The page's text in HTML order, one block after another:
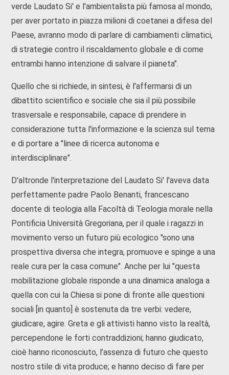
verde Laudato Si' e l'ambientalista più famosa al mondo,
per aver portato in piazza milioni di coetanei a difesa del
Paese, avranno modo di parlare di cambiamenti climatici,
di strategie contro il riscaldamento globale e di come
entrambi hanno intenzione di salvare il pianeta".
Quello che si richiede, in sintesi, è l'affermarsi di un
dibattito scientifico e sociale che sia il più possibile
trasversale e responsabile, capace di prendere in
considerazione tutta l'informazione e la scienza sul tema
e di portare a "linee di ricerca autonoma e
interdisciplinare".
D'altronde l'interpretazione del Laudato Si' l'aveva data
perfettamente padre Paolo Benanti, francescano
docente di teologia alla Facoltà di Teologia morale nella
Pontificia Università Gregoriana, per il quale i ragazzi in
movimento verso un futuro più ecologico "sono una
prospettiva diversa che integra, promuove e spinge a una
reale cura per la casa comune". Anche per lui "questa
mobilitazione globale risponde a una dinamica analoga a
quella con cui la Chiesa si pone di fronte alle questioni
sociali [in quanto] è sostenuta da tre verbi: vedere,
giudicare, agire. Greta e gli attivisti hanno visto la realtà,
percependone le forti contraddizioni; hanno giudicato,
cioè hanno riconosciuto, l’assenza di futuro che questo
nostro stile di vita produce; e hanno deciso di fare per